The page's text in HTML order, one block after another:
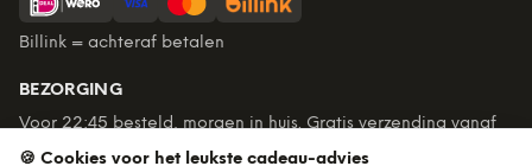
Billink = achteraf betalen
BEZORGING
Voor 22:45 besteld, morgen in huis. Gratis verzending vanaf
€60. Tot 365 dagen retourneren.
🍪 Cookies voor het leukste cadeau-advies